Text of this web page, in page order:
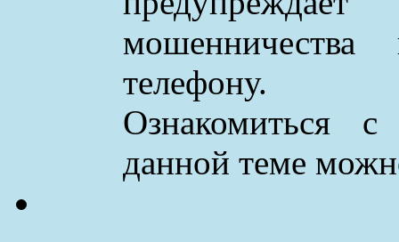
телефону.
Ознакомиться
данной теме